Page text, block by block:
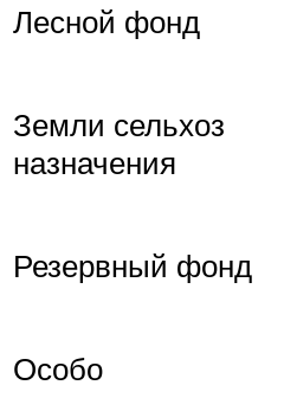
Лесной фонд
Земли сельхоз
назначения
Резервный фонд
Особо